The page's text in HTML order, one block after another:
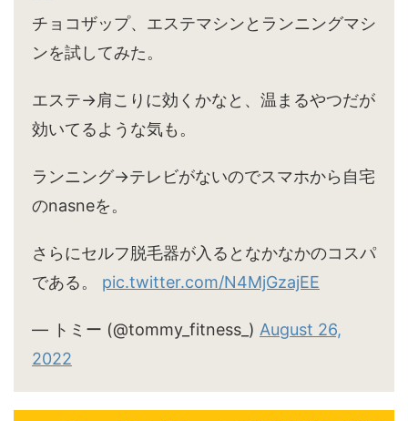
チョコザップ、エステマシンとランニングマシ
ンを試してみた。
エステ→肩こりに効くかなと、温まるやつだが
効いてるような気も。
ランニング→テレビがないのでスマホから自宅
のnasneを。
さらにセルフ脱毛器が入るとなかなかのコスパ
である。 pic.twitter.com/N4MjGzajEE
— トミー (@tommy_fitness_) August 26,
2022